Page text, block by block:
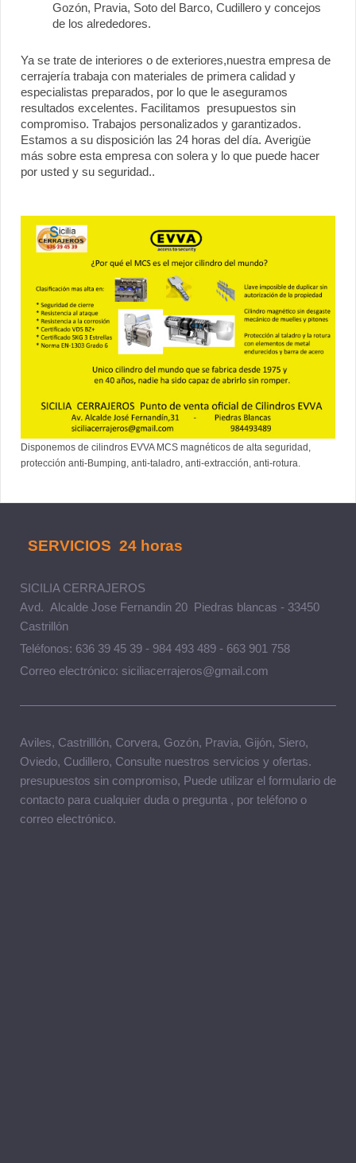
Gozón, Pravia, Soto del Barco, Cudillero y concejos
de los alrededores.
Ya se trate de interiores o de exteriores,nuestra empresa de
cerrajería trabaja con materiales de primera calidad y
especialistas preparados, por lo que le aseguramos
resultados excelentes. Facilitamos presupuestos sin
compromiso. Trabajos personalizados y garantizados.
Estamos a su disposición las 24 horas del día. Averigüe
más sobre esta empresa con solera y lo que puede hacer
por usted y su seguridad..
Disponemos de cilindros EVVA MCS magnéticos de alta seguridad,
protección anti-Bumping, anti-taladro, anti-extracción, anti-rotura.
SERVICIOS 24 horas
SICILIA CERRAJEROS
Avd. Alcalde Jose Fernandin 20 Piedras blancas - 33450
Castrillón
Teléfonos: 636 39 45 39 - 984 493 489 - 663 901 758
Correo electrónico: siciliacerrajeros@gmail.com
Aviles, Castrilllón, Corvera, Gozón, Pravia, Gijón, Siero,
Oviedo, Cudillero, Consulte nuestros servicios y ofertas.
presupuestos sin compromiso, Puede utilizar el formulario de
contacto para cualquier duda o pregunta , por teléfono o
correo electrónico.